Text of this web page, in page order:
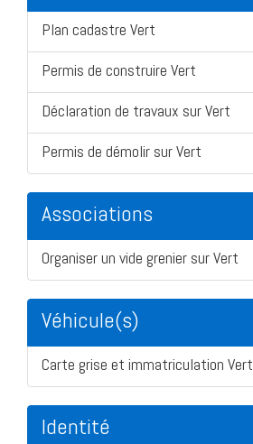
Plan cadastre Vert
Permis de construire Vert
Déclaration de travaux sur Vert
Permis de démolir sur Vert
Associations
Organiser un vide grenier sur Vert
Véhicule(s)
Carte grise et immatriculation Vert
Identité